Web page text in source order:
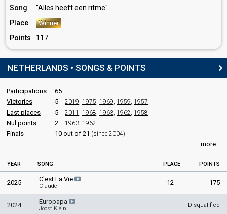
Leo van der Goot
Song
"Alles heeft een ritme"
Place
Winner
Points 117
NETHERLANDS • SONGS & POINTS
Participations
65
Victories
5 2019, 1975, 1969, 1959, 1957
Last places 5 2011 , 1968, 1963, 1962, 1958
Nul points 2 1963, 1962
Finals 10 out of 21 (since 2004)
more...
YEAR SONG PLACE POINTS
2025 C'est La Vie
Claude 12 175
2024 Europapa
Joost Klein
Disqualified